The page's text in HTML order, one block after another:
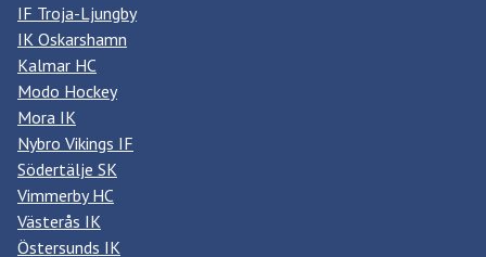
IF Troja-Ljungby
IK Oskarshamn
Kalmar HC
Modo Hockey
Mora IK
Nybro Vikings IF
Södertälje SK
Vimmerby HC
Västerås IK
Östersunds IK